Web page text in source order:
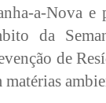
a-Nova
da
de
matérias